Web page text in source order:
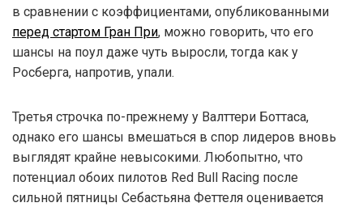
в сравнении с коэффициентами, опубликованными
перед стартом Гран При, можно говорить, что его
шансы на поул даже чуть выросли, тогда как у
Росберга, напротив, упали.
Третья строчка по-прежнему у Валттери Боттаса,
однако его шансы вмешаться в спор лидеров вновь
выглядят крайне невысокими. Любопытно, что
потенциал обоих пилотов Red Bull Racing после
сильной пятницы Себастьяна Феттеля оценивается